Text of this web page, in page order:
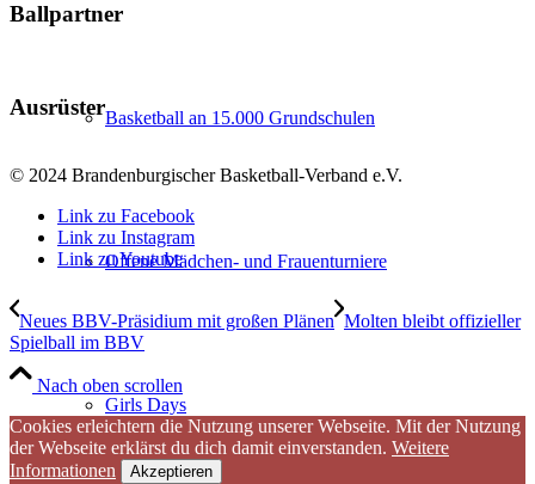
Basketball an 15.000 Grundschulen
Offene Mädchen- und Frauenturniere
Girls Days
Ballpartner
Ausrüster
© 2024 Brandenburgischer Basketball-Verband e.V.
Link zu Facebook
Link zu Instagram
Link zu Youtube
Neues BBV-Präsidium mit großen Plänen Molten bleibt offizieller
Spielball im BBV
Nach oben scrollen
Cookies erleichtern die Nutzung unserer Webseite. Mit der Nutzung
der Webseite erklärst du dich damit einverstanden. Weitere
Informationen
Akzeptieren